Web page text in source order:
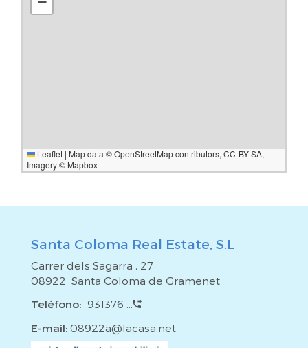
Leaflet | Map data ©OpenStreetMapcontributors, CC-BY-SA,
Imagery © Mapbox
Santa Coloma Real Estate, S.L
Carrer dels Sagarra , 27
08922 Santa Coloma de Gramenet
Teléfono: 931376 ...
E-mail: 08922a@lacasa.net